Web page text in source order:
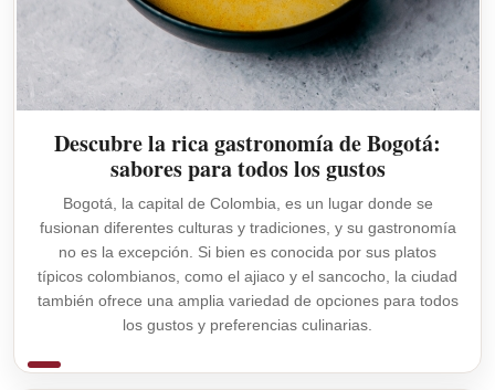
Descubre la rica gastronomía de Bogotá:
sabores para todos los gustos
Bogotá, la capital de Colombia, es un lugar donde se
fusionan diferentes culturas y tradiciones, y su gastronomía
no es la excepción. Si bien es conocida por sus platos
típicos colombianos, como el ajiaco y el sancocho, la ciudad
también ofrece una amplia variedad de opciones para todos
los gustos y preferencias culinarias.